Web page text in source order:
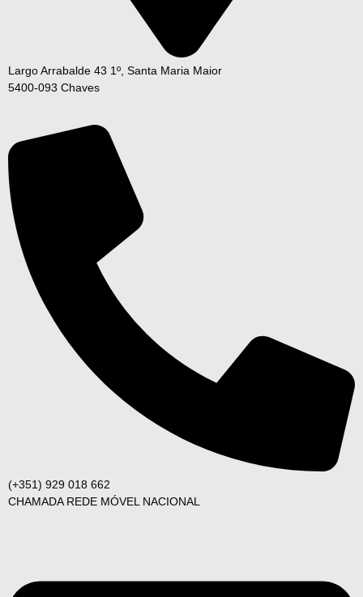
Largo Arrabalde 43 1º, Santa Maria Maior
5400-093 Chaves
(+351) 929 018 662
CHAMADA REDE MÓVEL NACIONAL